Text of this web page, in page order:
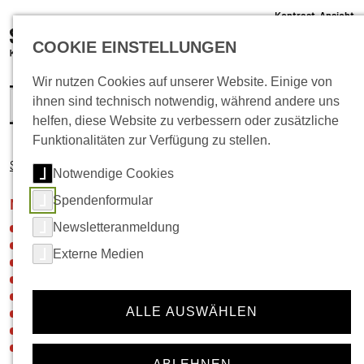
Kontrast-Ansicht
info@schlachthof-kassel.de
Startseite Musik
Navigation für die Rubrik:
Musik
Neuigkeiten
Veranstaltungskalender
Ticket-Shop
Hausregeln
COOKIE EINSTELLUNGEN
Wir nutzen Cookies auf unserer Website. Einige von
ihnen sind technisch notwendig, während andere uns
helfen, diese Website zu verbessern oder zusätzliche
Funktionalitäten zur Verfügung zu stellen.
Notwendige Cookies
Spendenformular
Newsletteranmeldung
Externe Medien
ALLE AUSWÄHLEN